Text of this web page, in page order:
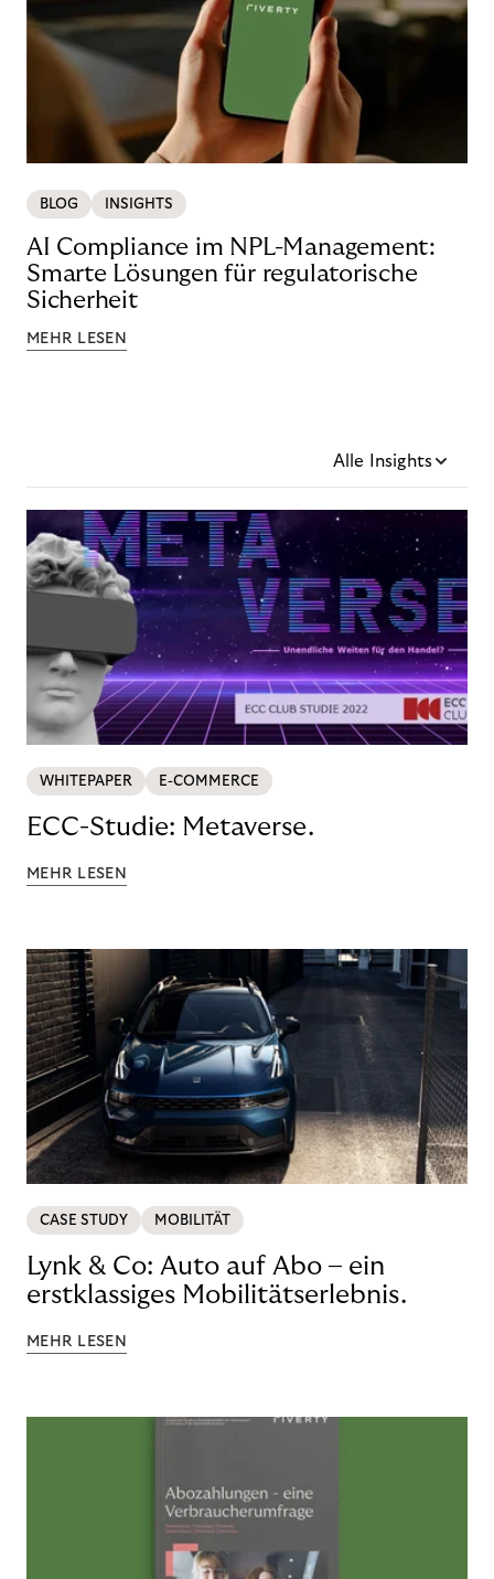
BLOG INSIGHTS
AI Compliance im NPL-Management:
Smarte Lösungen für regulatorische
Sicherheit
MEHR LESEN
Alle Insights
WHITEPAPER E-COMMERCE
ECC-Studie: Metaverse.
MEHR LESEN
CASE STUDY MOBILITÄT
Lynk & Co: Auto auf Abo – ein
erstklassiges Mobilitätserlebnis.
MEHR LESEN